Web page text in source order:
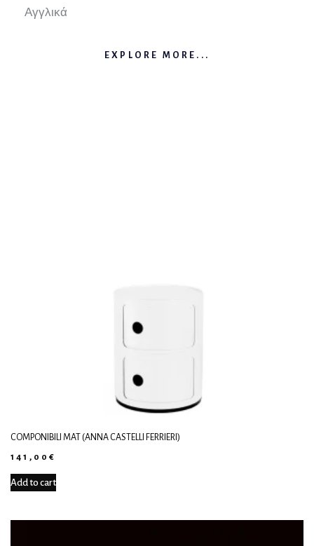
Αγγλικά
EXPLORE MORE...
COMPONIBILI MAT (ANNA CASTELLI FERRIERI)
141,00€
Add to cart